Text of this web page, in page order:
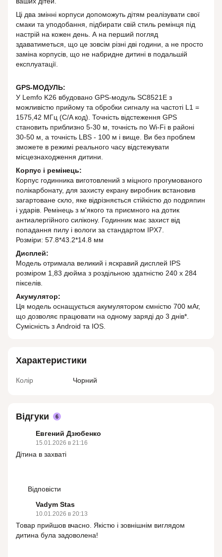
Ці два змінні корпуси допоможуть дітям реалізувати свої
смаки та уподобання, підбирати свій стиль ремінця під
настрій на кожен день. А на перший погляд
здаватиметься, що це зовсім різні дві години, а не просто
заміна корпусів, що не набридне дитині в подальшій
експлуатації.
GPS-МОДУЛЬ:
У Lemfo K26 вбудовано GPS-модуль SC8521E з
можливістю прийому та обробки сигналу на частоті L1 =
1575,42 МГц (C/A код). Точність відстеження GPS
становить приблизно 5-30 м, точність по Wi-Fi в районі
30-50 м, а точність LBS - 100 м і вище. Ви без проблем
зможете в режимі реального часу відстежувати
місцезнаходження дитини.
Корпус і ремінець:
Корпус годинника виготовлений з міцного прогумованого
полікарбонату, для захисту екрану виробник встановив
загартоване скло, яке відрізняється стійкістю до подряпин
і ударів. Ремінець з м'якого та приємного на дотик
антиалергійного силікону. Годинник має захист від
попадання пилу і вологи за стандартом IPХ7.
Розміри: 57.8*43.2*14.8 мм
Дисплей:
Модель отримала великий і яскравий дисплей IPS
розміром 1,83 дюйма з роздільною здатністю 240 x 284
пікселів.
Акумулятор:
Ця модель оснащується акумулятором ємністю 700 мАг,
що дозволяє працювати на одному заряді до 3 днів*.
Сумісність з Android та IOS.
Характеристики
Колір Чорний
Відгуки 6
Евгений Дзюбенко
15.01.2026 в 21:16
Дітина в захваті
Відповісти
Vadym Stas
10.01.2026 в 20:13
Товар прийшов вчасно. Якістю і зовнішнім виглядом
дитина була задоволена!